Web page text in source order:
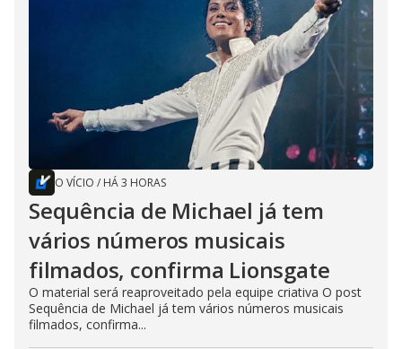
O VÍCIO / HÁ 3 HORAS
Sequência de Michael já tem
vários números musicais
filmados, confirma Lionsgate
O material será reaproveitado pela equipe criativa O post
Sequência de Michael já tem vários números musicais
filmados, confirma...